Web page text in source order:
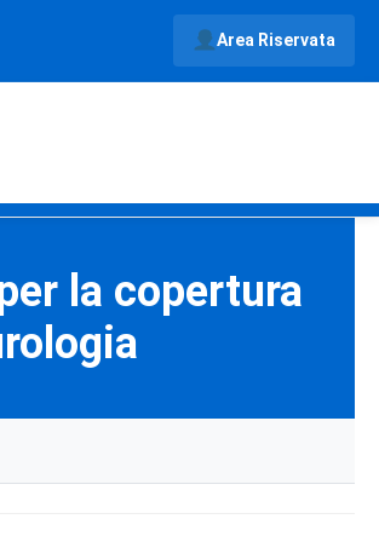
Area Riservata
la copertura